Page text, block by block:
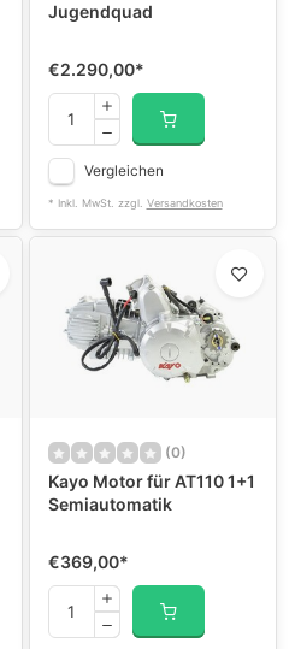
Jugendquad
€2.290,00*
Vergleichen
* Inkl. MwSt. zzgl. Versandkosten
(0)
Kayo Motor für AT110 1+1
Semiautomatik
€369,00*